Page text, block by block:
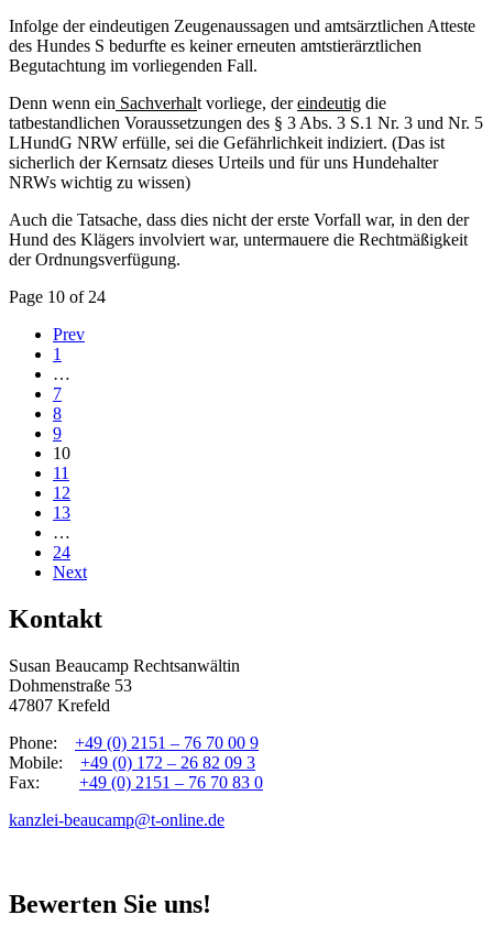
Infolge der eindeutigen Zeugenaussagen und amtsärztlichen Atteste
des Hundes S bedurfte es keiner erneuten amtstierärztlichen
Begutachtung im vorliegenden Fall.
Denn wenn ein Sachverhalt vorliege, dereindeutig die
tatbestandlichen Voraussetzungen des § 3 Abs. 3 S.1 Nr. 3 und Nr. 5
LHundG NRW erfülle, sei die Gefährlichkeit indiziert. (Das ist
sicherlich der Kernsatz dieses Urteils und für uns Hundehalter
NRWs wichtig zu wissen)
Auch die Tatsache, dass dies nicht der erste Vorfall war, in den der
Hund des Klägers involviert war, untermauere die Rechtmäßigkeit
der Ordnungsverfügung.
Page 10 of 24
Prev
1
…
7
8
9
10
11
12
13
…
24
Next
Kontakt
Susan Beaucamp Rechtsanwältin
Dohmenstraße 53
47807 Krefeld
Phone: +49 (0) 2151 – 76 70 00 9
Mobile: +49 (0) 172 – 26 82 09 3
Fax: +49 (0) 2151 – 76 70 83 0
kanzlei-beaucamp@t-online.de
Bewerten Sie uns!